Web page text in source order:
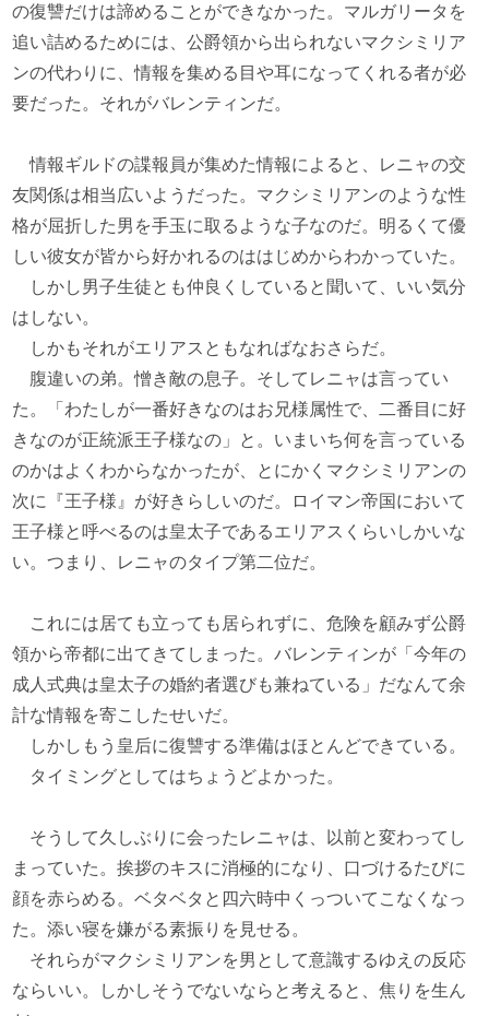
の復讐だけは諦めることができなかった。マルガリータを
追い詰めるためには、公爵領から出られないマクシミリア
ンの代わりに、情報を集める目や耳になってくれる者が必
要だった。それがバレンティンだ。
情報ギルドの諜報員が集めた情報によると、レニャの交
友関係は相当広いようだった。マクシミリアンのような性
格が屈折した男を手玉に取るような子なのだ。明るくて優
しい彼女が皆から好かれるのははじめからわかっていた。
しかし男子生徒とも仲良くしていると聞いて、いい気分
はしない。
しかもそれがエリアスともなればなおさらだ。
腹違いの弟。憎き敵の息子。そしてレニャは言ってい
た。「わたしが一番好きなのはお兄様属性で、二番目に好
きなのが正統派王子様なの」と。いまいち何を言っている
のかはよくわからなかったが、とにかくマクシミリアンの
次に『王子様』が好きらしいのだ。ロイマン帝国において
王子様と呼べるのは皇太子であるエリアスくらいしかいな
い。つまり、レニャのタイプ第二位だ。
これには居ても立っても居られずに、危険を顧みず公爵
領から帝都に出てきてしまった。バレンティンが「今年の
成人式典は皇太子の婚約者選びも兼ねている」だなんて余
計な情報を寄こしたせいだ。
しかしもう皇后に復讐する準備はほとんどできている。
タイミングとしてはちょうどよかった。
そうして久しぶりに会ったレニャは、以前と変わってし
まっていた。挨拶のキスに消極的になり、口づけるたびに
顔を赤らめる。ベタベタと四六時中くっついてこなくなっ
た。添い寝を嫌がる素振りを見せる。
それらがマクシミリアンを男として意識するゆえの反応
ならいい。しかしそうでないならと考えると、焦りを生ん